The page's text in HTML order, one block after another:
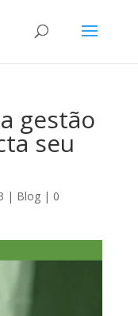
gestão
seu
| Blog| 0